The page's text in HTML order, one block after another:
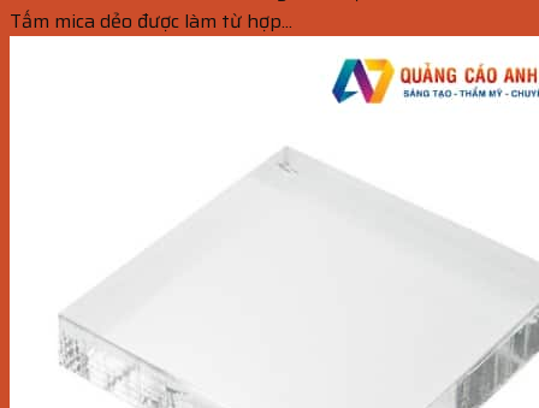
Tấm mica dẻo được làm từ hợp...